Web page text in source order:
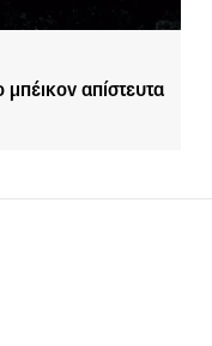
απίστευτα